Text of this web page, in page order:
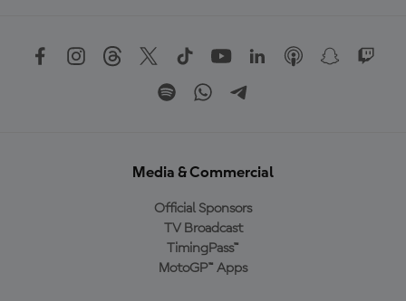
Media & Commercial
Official Sponsors
TV Broadcast
TimingPass™
MotoGP™ Apps